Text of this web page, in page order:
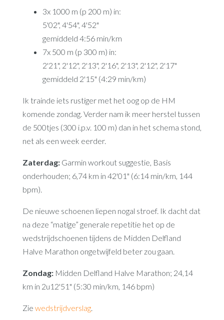
3x 1000 m (p 200 m) in:
5'02", 4'54", 4'52"
gemiddeld 4:56 min/km
7x 500 m (p 300 m) in:
2'21", 2'12", 2'13", 2'16", 2'13", 2'12", 2'17"
gemiddeld 2'15" (4:29 min/km)
Ik trainde iets rustiger met het oog op de HM
komende zondag. Verder nam ik meer herstel tussen
de 500tjes (300 i.p.v. 100 m) dan in het schema stond,
net als een week eerder.
Zaterdag:Garmin workout suggestie, Basis
onderhouden; 6,74 km in 42'01" (6:14 min/km, 144
bpm).
De nieuwe schoenen liepen nogal stroef. Ik dacht dat
na deze “matige” generale repetitie het op de
wedstrijdschoenen tijdens de Midden Delfland
Halve Marathon ongetwijfeld beter zou gaan.
Zondag:Midden Delfland Halve Marathon; 24,14
km in 2u12'51" (5:30 min/km, 146 bpm)
Zie wedstrijdverslag.